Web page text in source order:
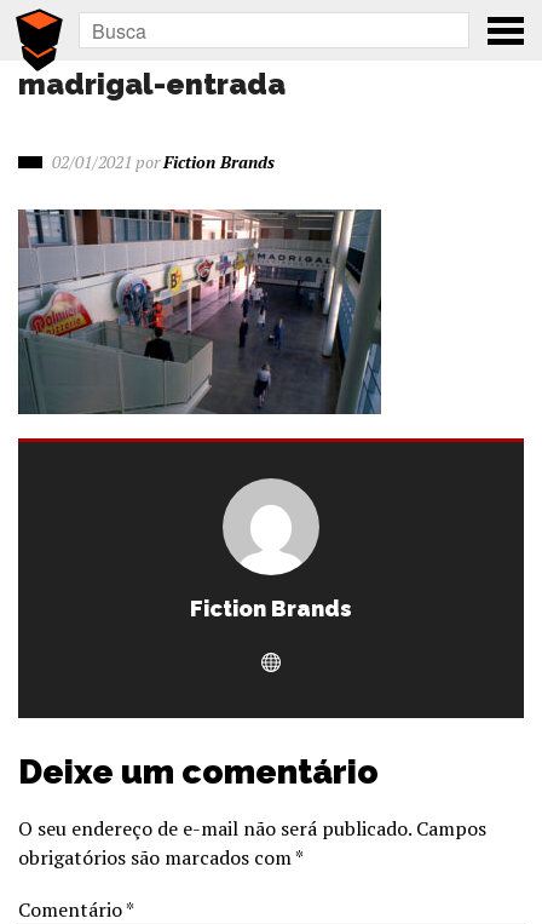
madrigal-entrada
02/01/2021 porFiction Brands
Fiction Brands
Deixe um comentário
O seu endereço de e-mail não será publicado. Campos
obrigatórios são marcados com*
Comentário*